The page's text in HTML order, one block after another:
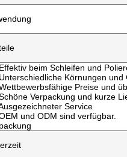
beim Schleifen und
Körnungen und
Preise und
Verpackung und kurze
Service
und ODM sind verfügbar.